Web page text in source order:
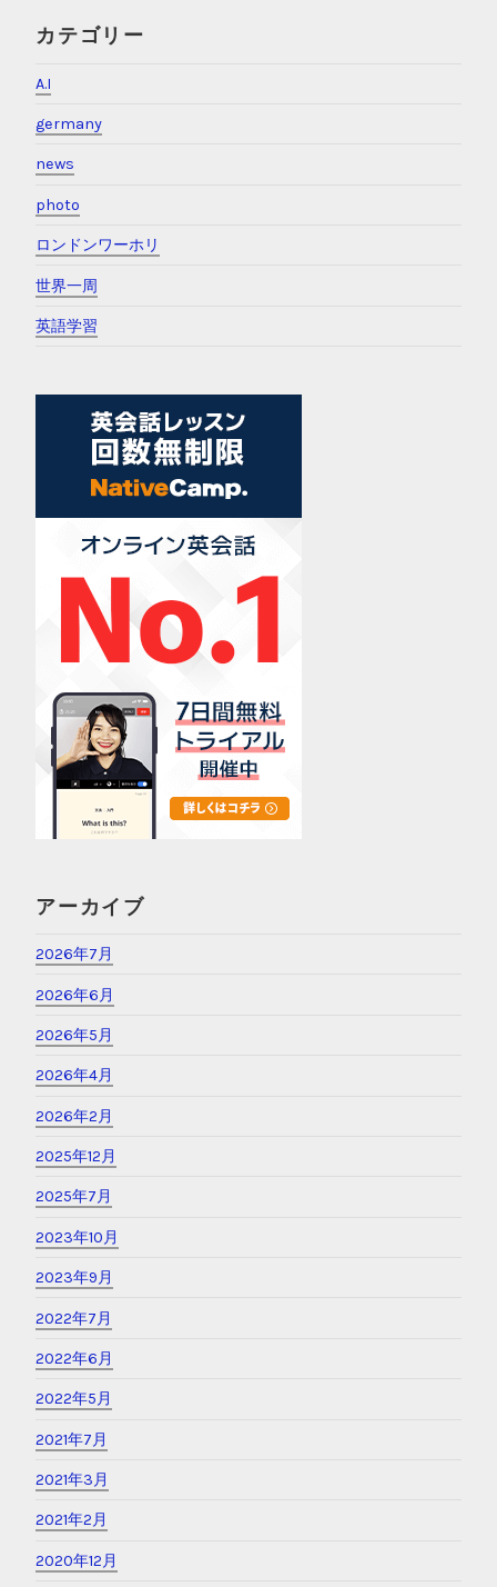
カテゴリー
A.I
germany
news
photo
ロンドンワーホリ
世界一周
英語学習
アーカイブ
2026年7月
2026年6月
2026年5月
2026年4月
2026年2月
2025年12月
2025年7月
2023年10月
2023年9月
2022年7月
2022年6月
2022年5月
2021年7月
2021年3月
2021年2月
2020年12月